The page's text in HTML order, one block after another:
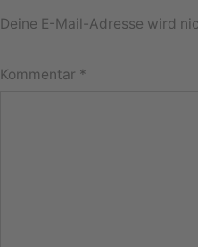
Deine E-Mail-Adresse wird
Kommentar *